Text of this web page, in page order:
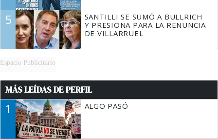
5
SANTILLI SE SUMÓ A BULLRICH
Y PRESIONA PARA LA RENUNCIA
DE VILLARRUEL
Espacio Publicitario
MÁS LEÍDAS DE PERFIL
1 ALGO PASÓ